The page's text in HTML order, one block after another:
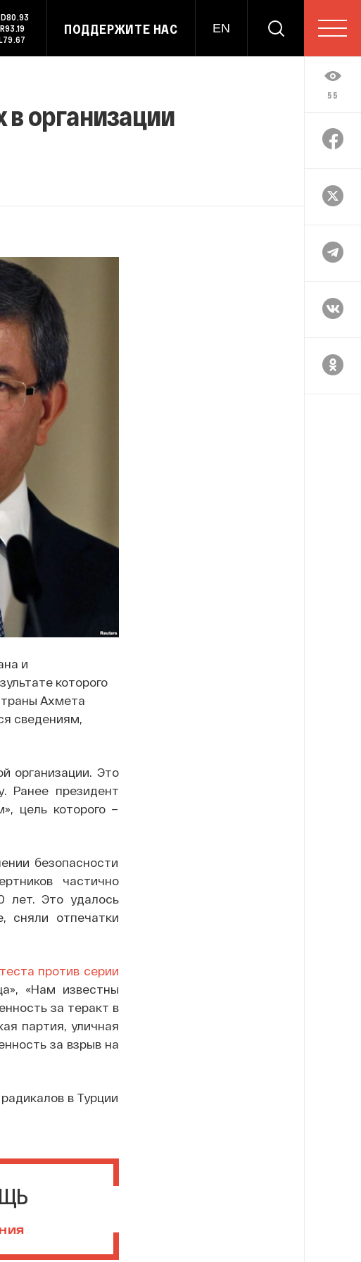
80.93
93.19
79.67
ПОДДЕРЖИТЕ НАС EN
55
организации
и
которого
Ахмета
сведениям,
организации. Это
Ранее президент
цель которого –
безопасности
частично
лет. Это удалось
сняли отпечатки
против серии
«Нам известны
за теракт в
партия, уличная
за взрыв на
в Турции